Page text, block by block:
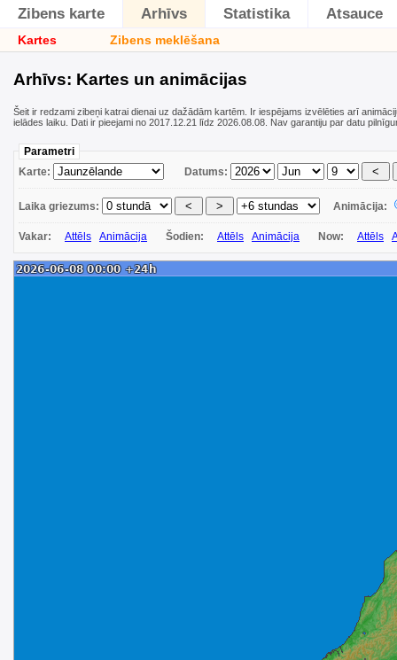
Zibens karte Arhīvs Statistika Atsauce
Kartes Zibens meklēšana
Arhīvs: Kartes un animācijas
Šeit ir redzami zibeņi katrai dienai uz dažādām kartēm. Ir iespējams izvēlēties arī
ielādes laiku. Dati ir pieejami no 2017.12.21 līdz 2026.08.08. Nav garantiju par datu
Parametri
Karte:
Datums:
Laika griezums: Animācija:
Vakar: Attēls Animācija Šodien: Attēls Animācija Now: Attēls